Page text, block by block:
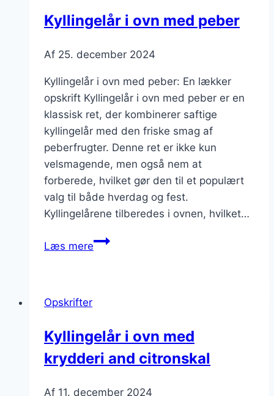
kartoffelmos
Kyllingelår i ovn med peber
Af 25. december 2024
Kyllingelår i ovn med peber: En lækker
opskrift Kyllingelår i ovn med peber er en
klassisk ret, der kombinerer saftige
kyllingelår med den friske smag af
peberfrugter. Denne ret er ikke kun
velsmagende, men også nem at
forberede, hvilket gør den til et populært
valg til både hverdag og fest.
Kyllingelårene tilberedes i ovnen, hvilket…
Læs mereKyllingelår
Opskrifter
Kyllingelår i ovn med
krydderi and citronskal
Af 11. december 2024